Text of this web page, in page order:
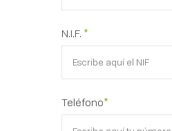
N.I.F. *
Teléfono*